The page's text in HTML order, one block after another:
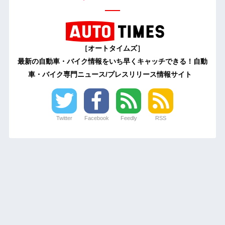
［オートタイムズ］
最新の自動車・バイク情報をいち早くキャッチできる！自動
車・バイク専門ニュース/プレスリリース情報サイト
Twitter Facebook Feedly RSS